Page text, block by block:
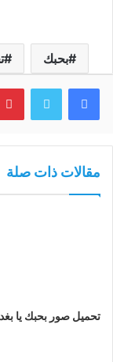
بحبك
فيسبوك تويتر
مقالات ذات صلة
تحميل صور بحبك يا